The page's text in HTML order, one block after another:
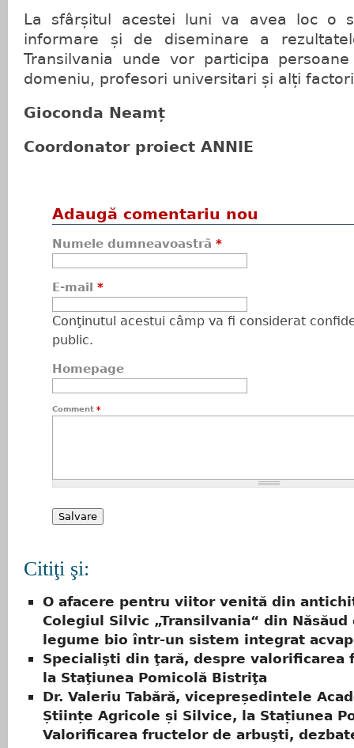
La sfârșitul acestei luni va avea loc o
informare și de diseminare a
Transilvania unde vor participa
domeniu, profesori universitari și alți
Gioconda Neamț
Coordonator proiect ANNIE
Adaugă comentariu nou
Numele dumneavoastră *
E-mail *
Conţinutul acestui câmp va fi considerat
public.
Homepage
Comment *
Citiţi şi:
O afacere pentru viitor venită din
Colegiul Silvic „Transilvania“ din Năsăud
legume bio într-un sistem integrat
Specialişti din ţară, despre valorificarea
la Staţiunea Pomicolă Bistriţa
Dr. Valeriu Tabără, vicepreședintele
Științe Agricole și Silvice, la Stațiunea
Valorificarea fructelor de arbuşti,